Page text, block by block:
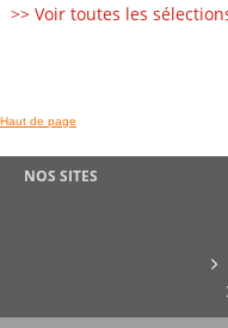
>> Voir toutes les
Haut de page
NOS SITES